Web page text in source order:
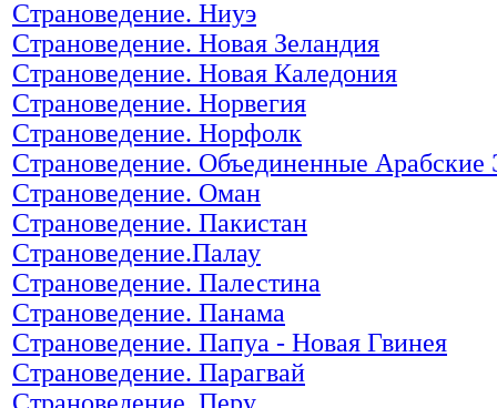
Страноведение. Ниуэ
Страноведение. Новая Зеландия
Страноведение. Новая Каледония
Страноведение. Норвегия
Страноведение. Норфолк
Страноведение. Объединенные
Страноведение. Оман
Страноведение. Пакистан
Страноведение.Палау
Страноведение. Палестина
Страноведение. Панама
Страноведение. Папуа - Новая Гвинея
Страноведение. Парагвай